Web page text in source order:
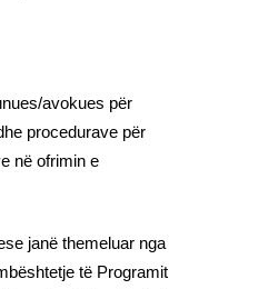
avokues për
procedurave për
në ofrimin e
janë themeluar nga
të Programit